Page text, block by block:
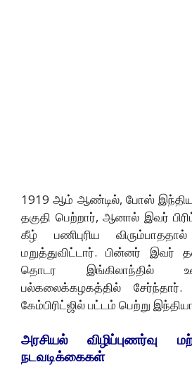
1919 ஆம் ஆண்டில், போஸ் இந்திய
தகுதி பெற்றார், ஆனால் இவர்
கீழ் பணிபுரிய
மறுத்துவிட்டார். பின்னர் இவர்
தொடர இங்கிலாந்தில்
பல்கலைக்கழகத்தில்
கேம்பிரிட்ஜில் பட்டம் பெற்று
அரசியல் விழிப்புணர்வு
நடவடிக்கைகள்